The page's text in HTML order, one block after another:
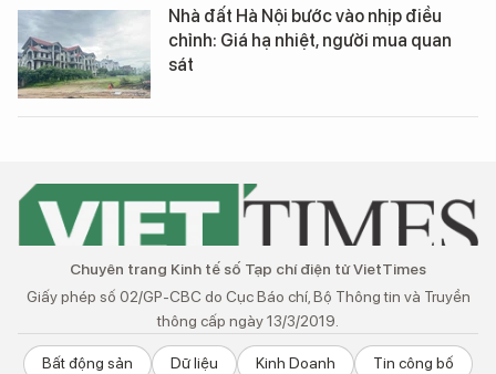
Nhà đất Hà Nội bước vào nhịp điều
chỉnh: Giá hạ nhiệt, người mua quan
sát
Chuyên trang Kinh tế số Tạp chí điện tử VietTimes
Giấy phép số 02/GP-CBC do Cục Báo chí, Bộ Thông tin và Truyền
thông cấp ngày 13/3/2019.
Bất động sản Dữ liệu Kinh Doanh Tin công bố